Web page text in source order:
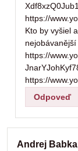
https://
Kto by vyšiel
https://
https://
Odpoveď
Andrej Babka